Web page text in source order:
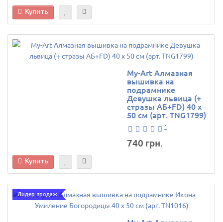
Купить
My-Art Алмазная
вышивка на
подрамнике
Девушка львица (+
стразы АБ+FD) 40 х
50 см (арт. TNG1799)
1
740 грн.
Купить
Лидер продаж